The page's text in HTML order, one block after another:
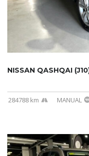
NISSAN QASHQAI
284788 km MANUAL